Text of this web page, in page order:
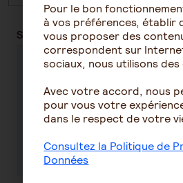
SGAM AG2R LA MONDIALE
Available soon
Pour le bon
à vos préférences, établir
vous proposer des
correspondent sur
sociaux, nous utilisons des
Avec votre accord, nous
pour vous votre
dans le respect de votre
Consultez la Politique de
Données